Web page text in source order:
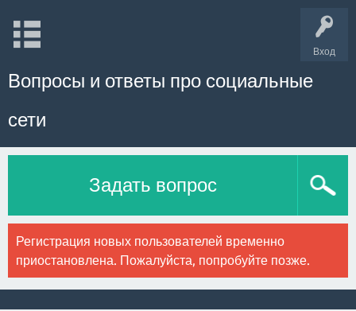
Вход
Вопросы и ответы про социальные
сети
Задать вопрос
Регистрация новых пользователей временно
приостановлена. Пожалуйста, попробуйте позже.